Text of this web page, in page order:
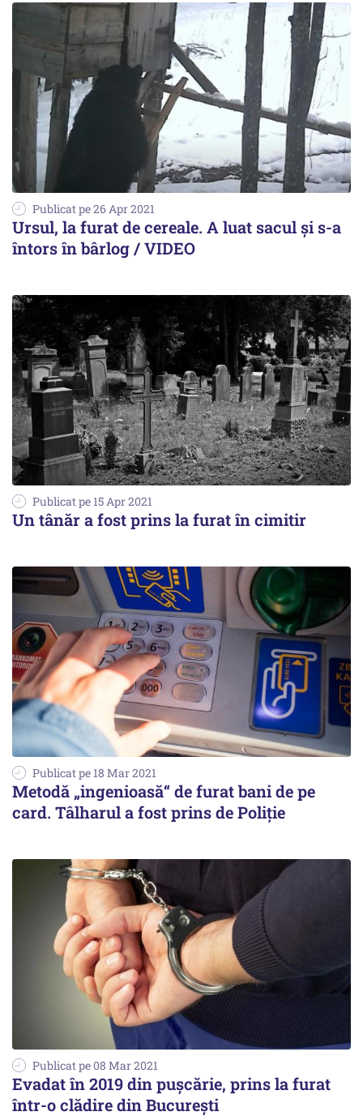
Publicat pe 26 Apr 2021
Ursul, la furat de cereale. A luat sacul și s-a
întors în bârlog / VIDEO
Publicat pe 15 Apr 2021
Un tânăr a fost prins la furat în cimitir
Publicat pe 18 Mar 2021
Metodă „ingenioasă“ de furat bani de pe
card. Tâlharul a fost prins de Poliție
Publicat pe 08 Mar 2021
Evadat în 2019 din pușcărie, prins la furat
într-o clădire din București